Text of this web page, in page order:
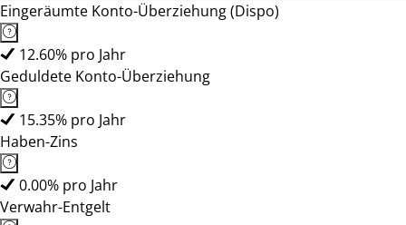
Eingeräumte Konto-Überziehung (Dispo)
12.60% pro Jahr
Geduldete Konto-Überziehung
15.35% pro Jahr
Haben-Zins
0.00% pro Jahr
Verwahr-Entgelt